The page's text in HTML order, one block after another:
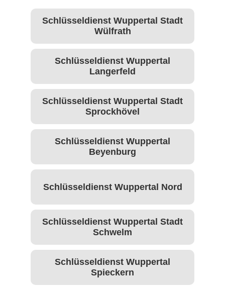
Schlüsseldienst Wuppertal Stadt
Wülfrath
Schlüsseldienst Wuppertal
Langerfeld
Schlüsseldienst Wuppertal Stadt
Sprockhövel
Schlüsseldienst Wuppertal
Beyenburg
Schlüsseldienst Wuppertal Nord
Schlüsseldienst Wuppertal Stadt
Schwelm
Schlüsseldienst Wuppertal
Spieckern